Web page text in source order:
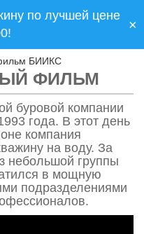
по лучшей цене
×
БИИКС
ФИЛЬМ
буровой компании
года. В этот день
компания
на воду. За
группы
в мощную
подразделениями